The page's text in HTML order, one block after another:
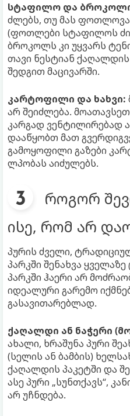
სტაფილო და
ძლებს, თუ მას
(ფოთლები სტაფილოს
ბროკოლს კი უყვარს
თავი ნესტიან
შედგით მაცივარში.
კარტოფილი და ხახვი:
არ შეიძლება.
კარგად ვენტილირებად
დააწყობთ მათ
გამოყოფილი გაზები
ლპობას აიძულებს.
როგორ
ისე, რომ არ
პურის ძველი,
პარკში შენახვა
პარკში ჰაერი არ
იდეალური გარემო
გასავითარებლად.
ქაღალდი ან ნაჭერი
ახალი, ხრაშუნა პური
(სელის ან ბამბის)
ქაღალდის პაკეტში და
ასე პური „სუნთქავს“,
არ უჩნდება.